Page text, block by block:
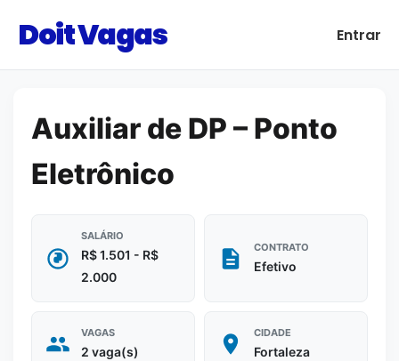
Doit Vagas Entrar
Auxiliar de DP – Ponto
Eletrônico
SALÁRIO
R$ 1.501 - R$
2.000
CONTRATO
Efetivo
VAGAS
2 vaga(s)
CIDADE
Fortaleza